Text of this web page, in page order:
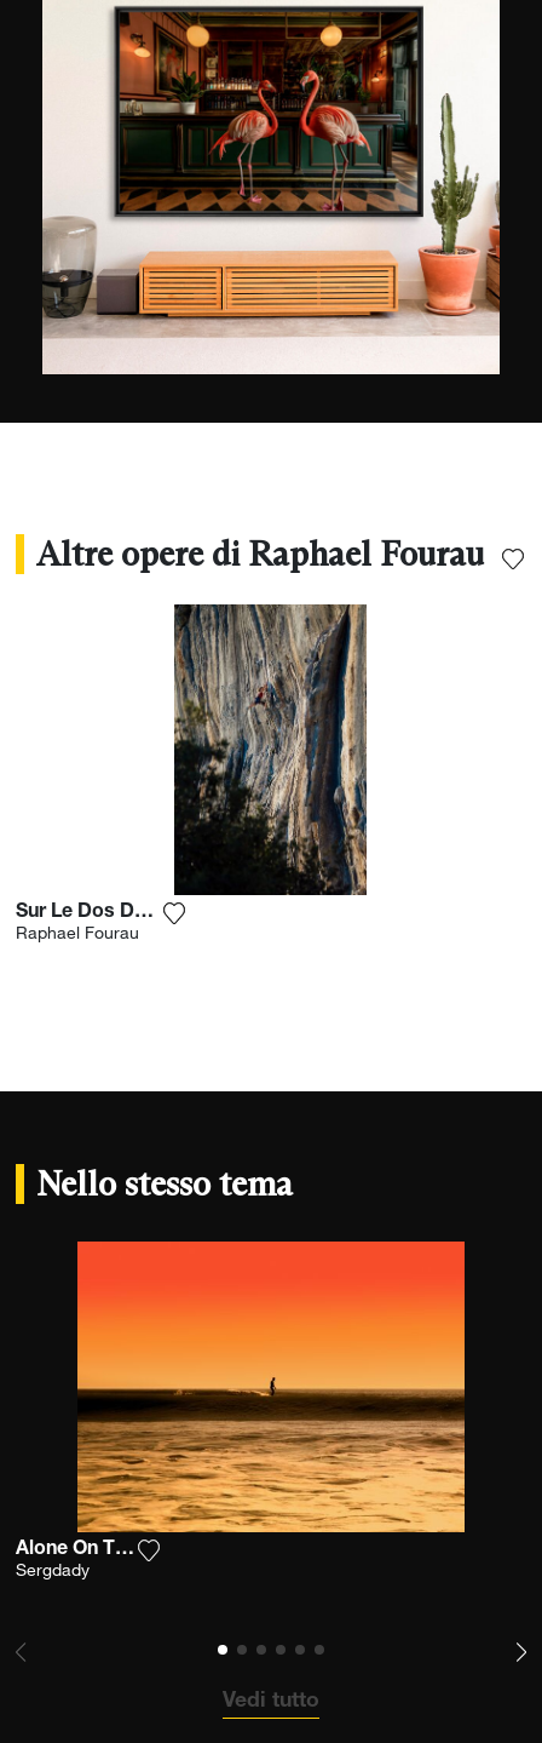
bambino i genitori lo iscrivono al climbing, ma lo
vive più come una costrizione che come
un’attività ludica. Pian piano ci prende gusto ed
è scalando le montagne con altri alpinisti che
scopre la sua passione per la fotografia. Dopo
una prima missione in Islanda, le collaborazioni
si succedono e oggi lavora per numerosi marchi
come Patagonia, di cui è ambasciatore, The
North Face e il marchio di biciclette Caminade,
nonché per media come L'Equipe Mag e The
Red Bulletin. Nel 2021 ha persino realizzato un
Altre opere di Raphael Fourau
Sur Le Dos Des Géants
Raphael Fourau
Nello stesso tema
Alone On The Line
Sergdady
Vedi tutto